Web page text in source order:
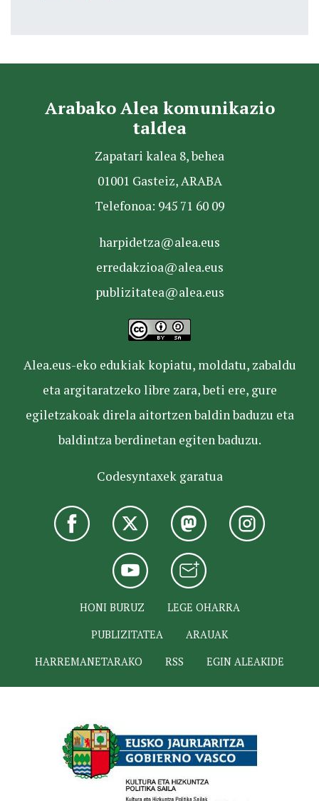
Arabako Alea komunikazio
taldea
Zapatari kalea 8, behea
01001 Gasteiz, ARABA
Telefonoa: 945 71 60 09
harpidetza@alea.eus
erredakzioa@alea.eus
publizitatea@alea.eus
Alea.eus-eko edukiak kopiatu, moldatu, zabaldu
eta argitaratzeko libre zara, beti ere, gure
egiletzakoak direla aitortzen baldin baduzu eta
baldintza berdinetan egiten baduzu.
Codesyntaxek garatua
HONI BURUZ
LEGE OHARRA
PUBLIZITATEA
ARAUAK
HARREMANETARAKO
RSS EGIN ALEAKIDE